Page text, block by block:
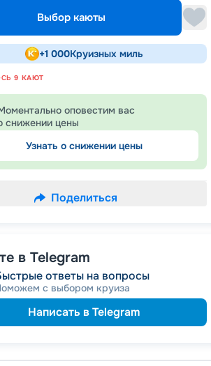
Выбор каюты
+1 000Круизных миль
9 КАЮТ
оповестим вас
снижении цены
Узнать о снижении цены
Поделиться
в Telegram
ответы на вопросы
с выбором круиза
Написать в Telegram